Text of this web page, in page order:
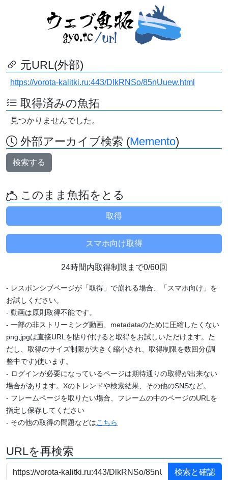
元URL(外部)
https://vorota-kalitki.ru:443/DlkRNSo/85nUuew.html
取得済みの魚拓
見つかりませんでした。
外部アーカイブ検索 (Memento)
検索する
このまま魚拓をとる
24時間内取得制限まで0/60回
- レスポンシブページが「取得」で崩れる場合、「スマホ向け」を
お試しください。
- 動画は原則取得不能です。
- 一部の非ストリーミング動画、metadataのために圧縮したくない
png,jpgは直接URLを貼り付けると取得をお試しいただけます。た
だし、取得のサイズ制限が大きく縮小され、取得制限を数回分(調
整中です)使います。
- ログインが必要になっているページは期待通りの取得が出来ない
場合があります。Xのトレンドや検索結果、その他のSNSなど。
- フレームページを取りたい場合、フレームの中のページのURLを
指定し保存してください
- その他の取得の問題などはこちら
URLを再検索